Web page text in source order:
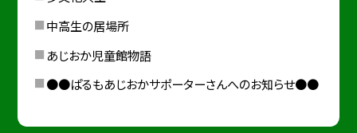
中高生の居場所
あじおか児童館物語
●●ぱるもあじおかサポーターさんへのお知らせ●●